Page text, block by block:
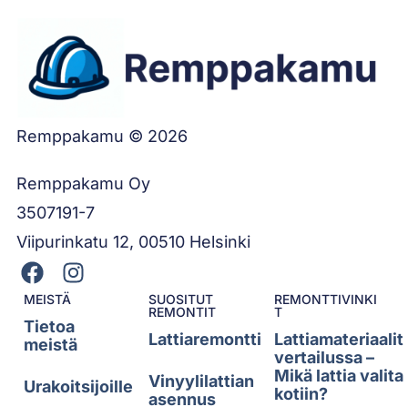
Remppakamu © 2026
Remppakamu Oy
3507191-7
Viipurinkatu 12, 00510 Helsinki
MEISTÄ
Tietoa
meistä
Urakoitsijoille
SUOSITUT
REMONTIT
Lattiaremontti
Vinyylilattian
asennus
REMONTTIVINKI
T
Lattiamateriaalit
vertailussa –
Mikä lattia valita
kotiin?